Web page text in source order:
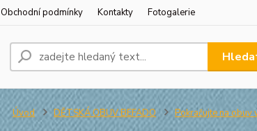
Obchodní podmínky Kontakty Fotogalerie
Úvod DĚTSKÁ OBUV BEFADO Pokračujte na